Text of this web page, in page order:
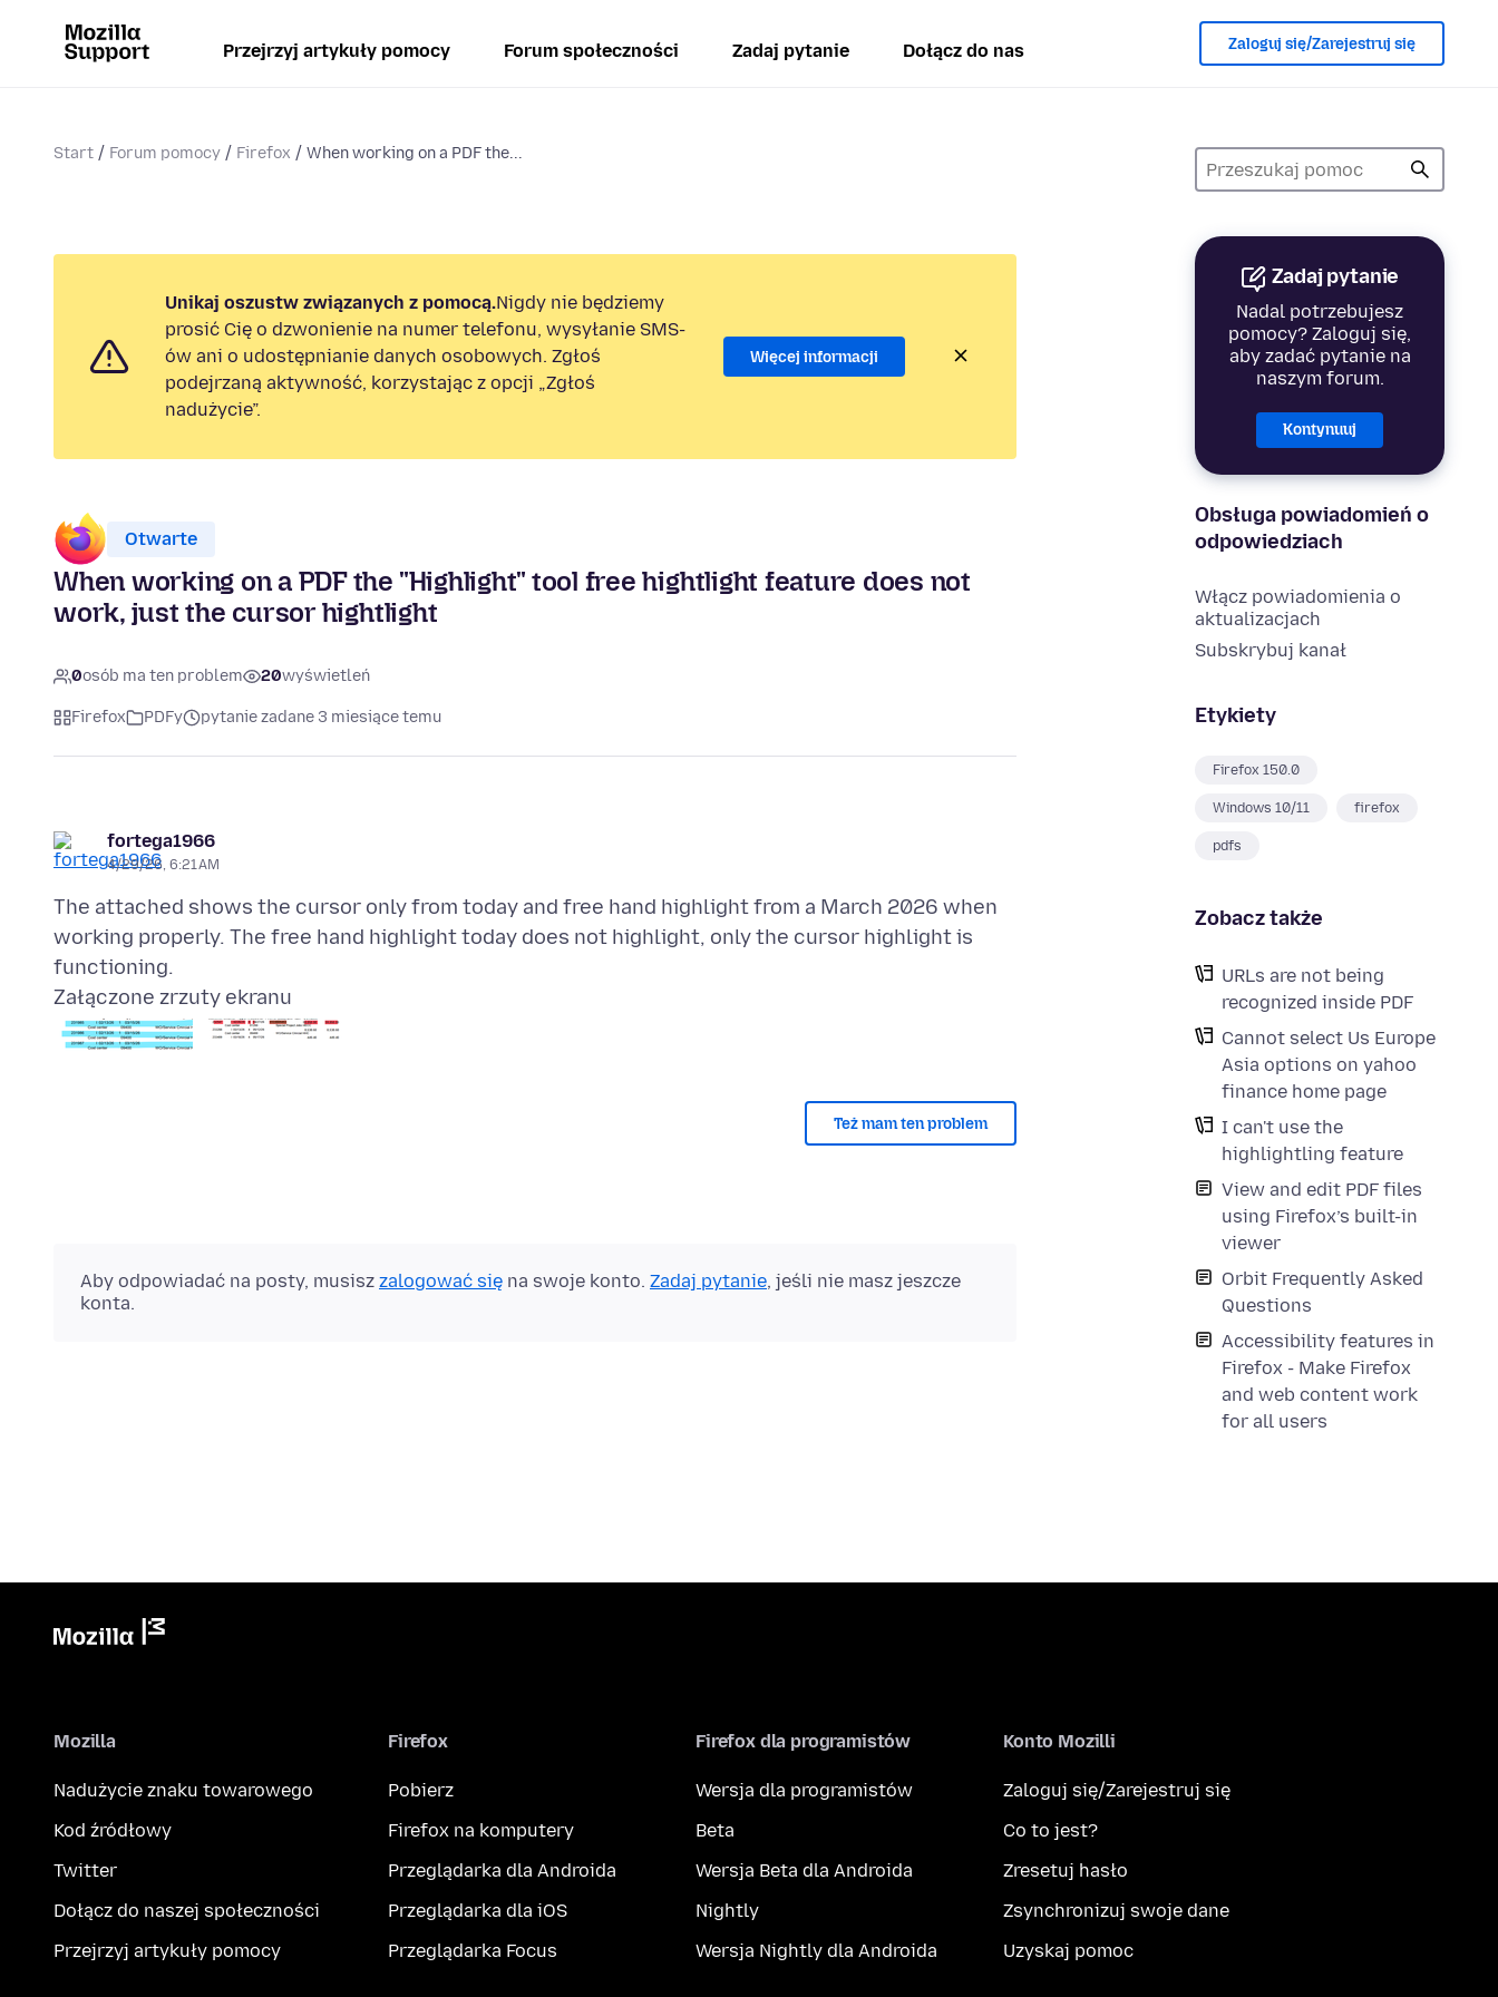
Przejrzyj artykuły pomocy Forum społeczności Zadaj pytanie Dołącz do nas Zaloguj się/Zarejestruj się
Start Forum pomocy Firefox When working on a PDF the...
Zadaj pytanie
Nadal potrzebujesz
pomocy? Zaloguj się,
aby zadać pytanie na
naszym forum.
Kontynuuj
Obsługa powiadomień o
odpowiedziach
Włącz powiadomienia o
aktualizacjach
Subskrybuj kanał
Etykiety
Firefox 150.0
Windows 10/11 firefox
pdfs
Zobacz także
URLs are not being
recognized inside PDF
Cannot select Us Europe
Asia options on yahoo
finance home page
I can't use the
highlightling feature
View and edit PDF files
using Firefox’s built-in
viewer
Orbit Frequently Asked
Questions
Accessibility features in
Firefox - Make Firefox
and web content work
for all users
Unikaj oszustw związanych z pomocą.Nigdy nie będziemy
prosić Cię o dzwonienie na numer telefonu, wysyłanie SMS-
ów ani o udostępnianie danych osobowych. Zgłoś
podejrzaną aktywność, korzystając z opcji „Zgłoś
nadużycie”.
Więcej informacji
Otwarte
When working on a PDF the "Highlight" tool free hightlight feature does not
work, just the cursor hightlight
0osób ma ten problem 20wyświetleń
Firefox PDFy pytanie zadane 3 miesiące temu
fortega1966
4/29/26, 6:21 AM
The attached shows the cursor only from today and free hand highlight from a March 2026 when
working properly. The free hand highlight today does not highlight, only the cursor highlight is
Załączone zrzuty ekranu
Też mam ten problem
Aby odpowiadać na posty, musisz zalogować się na swoje konto. Zadaj pytanie, jeśli nie masz jeszcze
konta.
Mozilla
Nadużycie znaku towarowego
Kod źródłowy
Twitter
Dołącz do naszej społeczności
Przejrzyj artykuły pomocy
Firefox
Pobierz
Firefox na komputery
Przeglądarka dla Androida
Przeglądarka dla iOS
Przeglądarka Focus
Firefox dla programistów
Wersja dla programistów
Beta
Wersja Beta dla Androida
Nightly
Wersja Nightly dla Androida
Konto Mozilli
Zaloguj się/Zarejestruj się
Co to jest?
Zresetuj hasło
Zsynchronizuj swoje dane
Uzyskaj pomoc